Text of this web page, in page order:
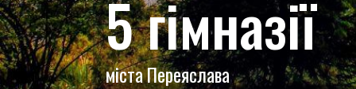
5 гімназії
міста Переяслава